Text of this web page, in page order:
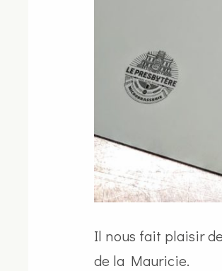
Il nous fait plaisir
de la Mauricie.